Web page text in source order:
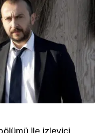
ile izleyici